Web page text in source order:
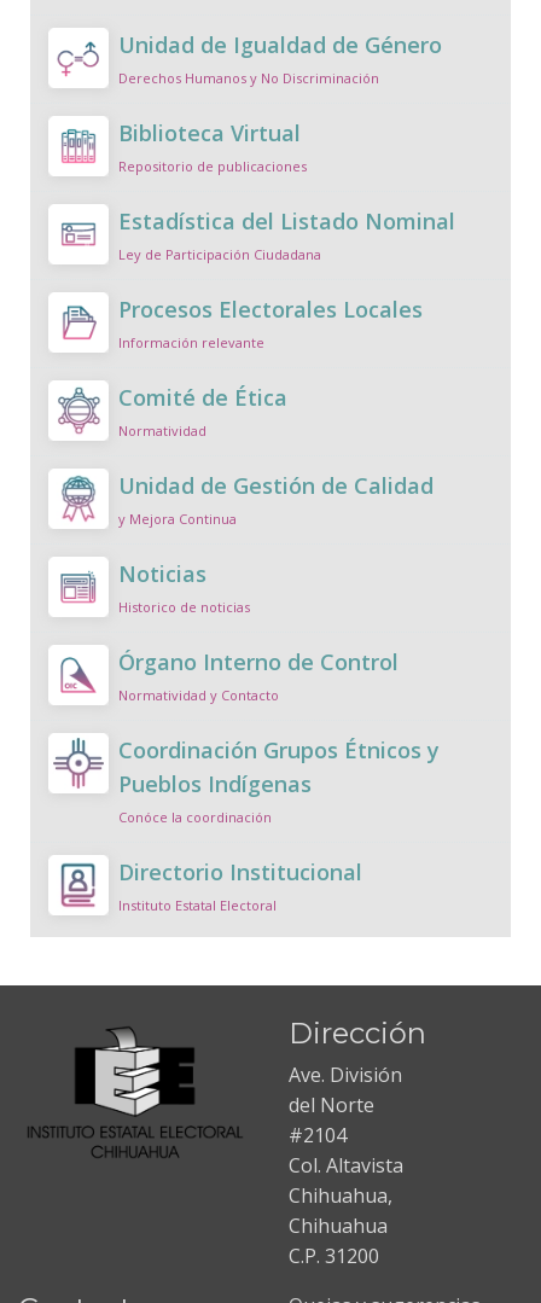
Unidad de Igualdad de Género
Derechos Humanos y No Discriminación
Biblioteca Virtual
Repositorio de publicaciones
Estadística del Listado Nominal
Ley de Participación Ciudadana
Procesos Electorales Locales
Información relevante
Comité de Ética
Normatividad
Unidad de Gestión de Calidad
y Mejora Continua
Noticias
Historico de noticias
Órgano Interno de Control
Normatividad y Contacto
Coordinación Grupos Étnicos y
Pueblos Indígenas
Conóce la coordinación
Directorio Institucional
Instituto Estatal Electoral
Dirección
Ave. División
del Norte
#2104
Col. Altavista
Chihuahua,
Chihuahua
C.P. 31200